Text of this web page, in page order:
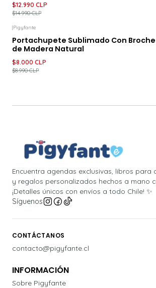
$12.990 CLP
$14.990 CLP
DESCUENTO
|Pigyfante
Portachupete Sublimado Con
de Madera Natural
$8.000 CLP
$8.990 CLP
Encuentra agendas exclusivas, libros para
y regalos personalizados hechos a mano
¡Detalles únicos con envíos a todo Chile! ✨
Síguenos
CONTÁCTANOS
contacto@pigyfante.cl
INFORMACIÓN
Sobre Pigyfante